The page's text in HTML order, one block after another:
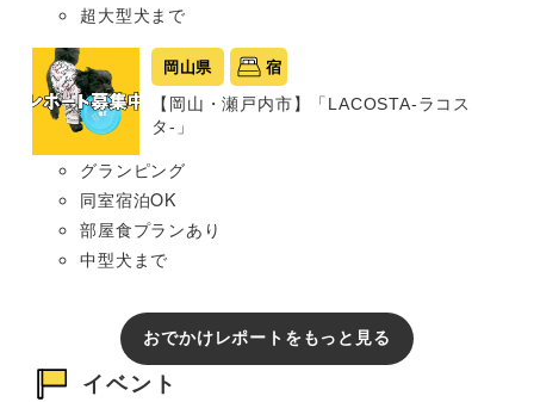
超大型犬まで
岡山県 宿
【岡山・瀬戸内市】「LACOSTA-ラコス
タ-」
グランピング
同室宿泊OK
部屋食プランあり
中型犬まで
おでかけレポートをもっと見る
イベント